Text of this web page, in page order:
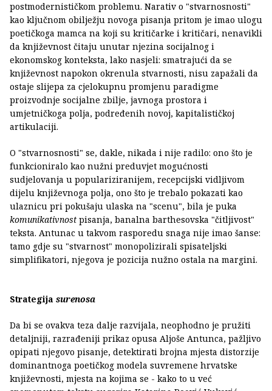
postmodernističkom problemu. Narativ o "stvarnosnosti"
kao ključnom obilježju novoga pisanja pritom je imao ulogu
poetičkoga mamca na koji su kritičarke i kritičari, nenavikli
da književnost čitaju unutar njezina socijalnog i
ekonomskog konteksta, lako nasjeli: smatrajući da se
književnost napokon okrenula stvarnosti, nisu zapažali da
ostaje slijepa za cjelokupnu promjenu paradigme
proizvodnje socijalne zbilje, javnoga prostora i
umjetničkoga polja, podređenih novoj, kapitalističkoj
artikulaciji.
O "stvarnosnosti" se, dakle, nikada i nije radilo: ono što je
funkcioniralo kao nužni preduvjet mogućnosti
sudjelovanja u populariziranijem, recepcijski vidljivom
dijelu književnoga polja, ono što je trebalo pokazati kao
ulaznicu pri pokušaju ulaska na "scenu", bila je puka
komunikativnost pisanja, banalna barthesovska "čitljivost"
teksta. Antunac u takvom rasporedu snaga nije imao šanse:
tamo gdje su "stvarnost" monopolizirali spisateljski
simplifikatori, njegova je pozicija nužno ostala na margini.
Strategija surenosa
Da bi se ovakva teza dalje razvijala, neophodno je pružiti
detaljniji, razrađeniji prikaz opusa Aljoše Antunca, pažljivo
opipati njegovo pisanje, detektirati brojna mjesta distorzije
dominantnoga poetičkog modela suvremene hrvatske
književnosti, mjesta na kojima se - kako to u već